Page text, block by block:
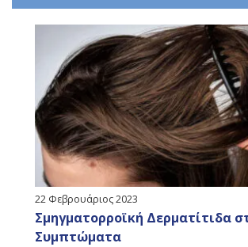
22 Φεβρουάριος 2023
Σμηγματορροϊκή Δερματίτιδα
Συμπτώματα